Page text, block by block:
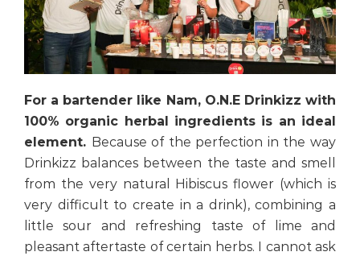
For a bartender like Nam, O.N.E Drinkizz with
100% organic herbal ingredients is an ideal
element. Because of the perfection in the way
Drinkizz balances between the taste and smell
from the very natural Hibiscus flower (which is
very difficult to create in a drink), combining a
little sour and refreshing taste of lime and
pleasant aftertaste of certain herbs. I cannot ask